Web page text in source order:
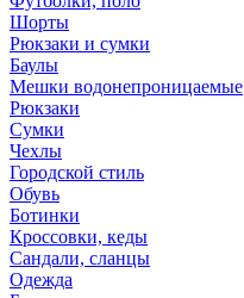
Шорты
Рюкзаки и сумки
Баулы
Мешки водонепроницаемые
Рюкзаки
Сумки
Чехлы
Городской стиль
Обувь
Ботинки
Кроссовки, кеды
Сандали, сланцы
Одежда